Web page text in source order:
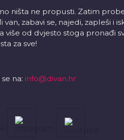
ništa ne propusti. Zatim
zabavi se, najedi, zapleši i
više od dvjesto stoga pronađi
za sve!
na: info@divan.hr